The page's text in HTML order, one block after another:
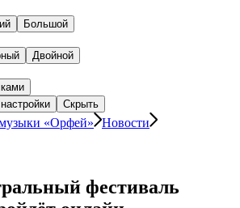
Большой
Двойной
Скрыть
«Орфей» Новости
фестиваль